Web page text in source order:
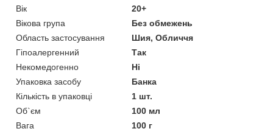
Вік
20+
Вікова група
Без обмежень
Область застосування
Шия, Обличчя
Гіпоалергенний
Так
Некомедогенно
Ні
Упаковка засобу
Банка
Кількість в упаковці
1 шт.
Об`єм
100 мл
Вага
100 г